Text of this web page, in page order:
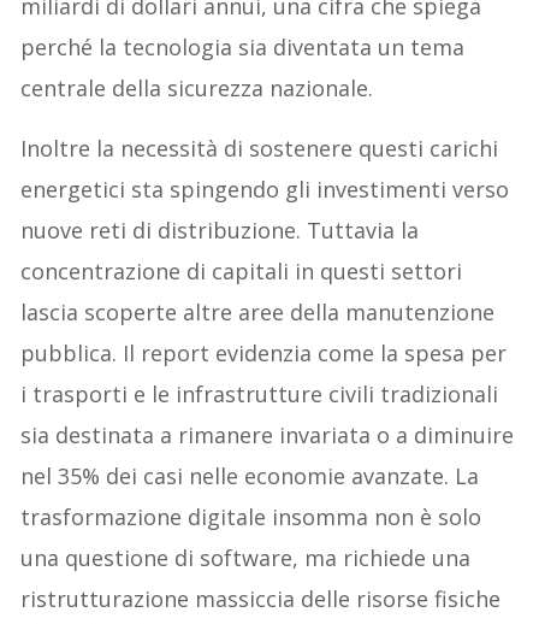
miliardi di dollari annui, una cifra che spiega
perché la tecnologia sia diventata un tema
centrale della sicurezza nazionale.
Inoltre la necessità di sostenere questi carichi
energetici sta spingendo gli investimenti verso
nuove reti di distribuzione. Tuttavia la
concentrazione di capitali in questi settori
lascia scoperte altre aree della manutenzione
pubblica. Il report evidenzia come la spesa per
i trasporti e le infrastrutture civili tradizionali
sia destinata a rimanere invariata o a diminuire
nel 35% dei casi nelle economie avanzate. La
trasformazione digitale insomma non è solo
una questione di software, ma richiede una
ristrutturazione massiccia delle risorse fisiche